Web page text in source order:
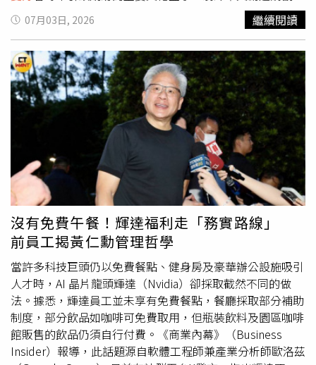
相信：「真正懂得照顧別人的人，不需要完全忘記自己，也
可以把自己照顧好。」這番話曝光後，引起大批網友共鳴，
不少人留言表示「真的說中許多媽媽的心聲」、「曾經在婚
姻和育兒中迷失自己」、「聽到忍不住鼻酸」、「提醒自
己，再愛家人，也不要忘了愛自己」。不少人認為，這場畫
展不只是藝術創作，更像是一場關於自我、家庭與人生平衡
的溫柔對話，也讓《你忘記自己多久了》這個展名有了更深
層的意義。蔡康永分享畫展背後故事時一度哽咽，林志玲握
手、擁抱安慰好友，真摯互動感動不少網友。（圖／翻攝自
IG，kangyongcai）
走進圖像所構築的想像世界，展開一場跨越語言與文化的視
覺旅程。本次以「透過插畫，看見想像與世界」為核心，透
過插畫家筆下的世界，重新建構想像。（圖片提供／翡冷
翠）翡冷翠文創表示，波隆那插畫展自1967年創辦以來，
始終站在兒童出版與當代插畫創作的最前線，不僅是全球最
具代表性的插畫展之一，更是世界各地插畫家展現創作實
力、與國際出版及藝術界交流的重要舞台。本次展覽共收到
來自81個國家與地區、3,520位插畫家的投稿，累計達
17,600件作品，最終由國際評審團精選出78位藝術家、390
幅年度原作，完整呈現當代插畫多元且精彩的創作風貌。本
次展覽以「透過插畫，看見想像與世界」為策展核心，將觀
展體驗規劃為一段循序漸進的探索旅程。觀眾將從沉浸式入
口展開序幕，走進貼近日常情感的故事場景，進一步欣賞不
同技法與媒材的創新實驗，最後在跨文化的敘事與視覺語言
中，看見世界各地創作者對生命、自然、社會與未來的多元
思考。展出作品同時涵蓋繪畫、素描、拼貼、版畫及數位媒
材等多種形式，展現插畫藝術豐富的表現力，也讓歷史、人
文與當代議題在同一展場中相互對話。展區三「圖像實驗
室」來探討線條、色塊、材質、節奏、版面與印刷語言如何
彼此碰撞。（圖片提供／翡冷翠）翡冷翠文創指出，這不僅
是一場插畫作品的展覽，更是一趟重新學會好奇、理解與想
07月03日, 2026 繼續閱讀
沒有免費午餐！輝達福利走「務實路線」
前員工揭黃仁勳管理哲學
當許多科技巨頭仍以免費餐點、健身房及豪華辦公設施吸引
人才時，AI 晶片龍頭輝達（Nvidia）卻採取截然不同的做
法。據悉，輝達員工並未享有免費餐點，餐廳採取部分補助
制度，部分飲品如咖啡可免費取用，但瓶裝飲料及園區咖啡
館販售的飲品仍須自行付費。《商業內幕》（Business
Insider）報導，此話題源自軟體工程師兼產業分析師歐洛茲